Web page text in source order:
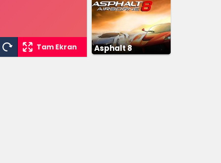
Tam Ekran Asphalt 8